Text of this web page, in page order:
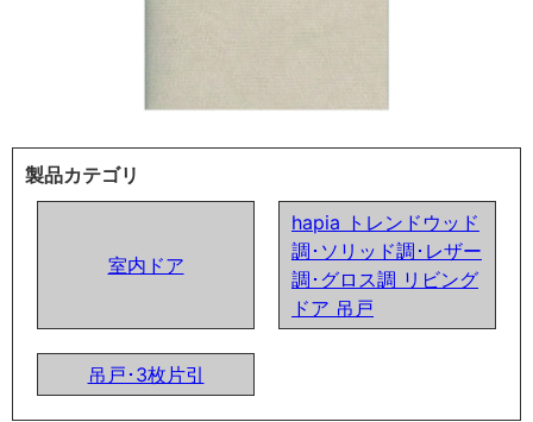
製品カテゴリ
室内ドア
hapia トレンドウッド
調･ソリッド調･レザー
調･グロス調 リビング
ドア 吊戸
吊戸･3枚片引